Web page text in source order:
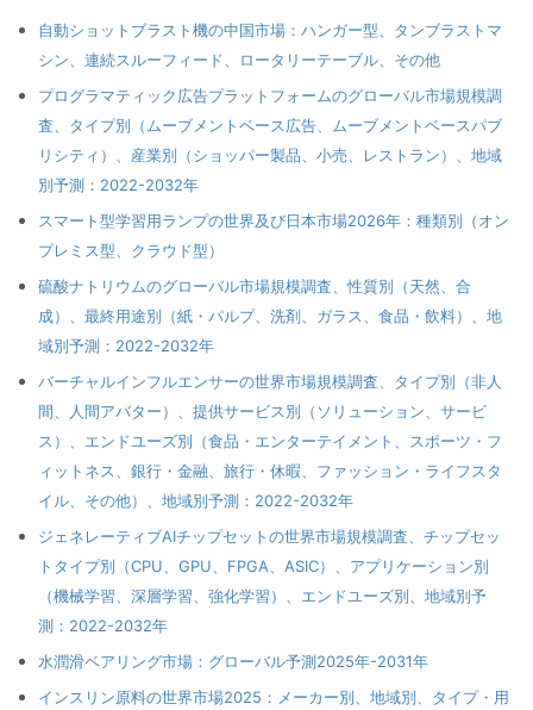
自動ショットブラスト機の中国市場：ハンガー型、タンブラストマ
シン、連続スルーフィード、ロータリーテーブル、その他
プログラマティック広告プラットフォームのグローバル市場規模調
査、タイプ別（ムーブメントベース広告、ムーブメントベースパブ
リシティ）、産業別（ショッパー製品、小売、レストラン）、地域
別予測：2022-2032年
スマート型学習用ランプの世界及び日本市場2026年：種類別（オン
プレミス型、クラウド型）
硫酸ナトリウムのグローバル市場規模調査、性質別（天然、合
成）、最終用途別（紙・パルプ、洗剤、ガラス、食品・飲料）、地
域別予測：2022-2032年
バーチャルインフルエンサーの世界市場規模調査、タイプ別（非人
間、人間アバター）、提供サービス別（ソリューション、サービ
ス）、エンドユーズ別（食品・エンターテイメント、スポーツ・フ
ィットネス、銀行・金融、旅行・休暇、ファッション・ライフスタ
イル、その他）、地域別予測：2022-2032年
ジェネレーティブAIチップセットの世界市場規模調査、チップセッ
トタイプ別（CPU、GPU、FPGA、ASIC）、アプリケーション別
（機械学習、深層学習、強化学習）、エンドユーズ別、地域別予
測：2022-2032年
水潤滑ベアリング市場：グローバル予測2025年-2031年
インスリン原料の世界市場2025：メーカー別、地域別、タイプ・用